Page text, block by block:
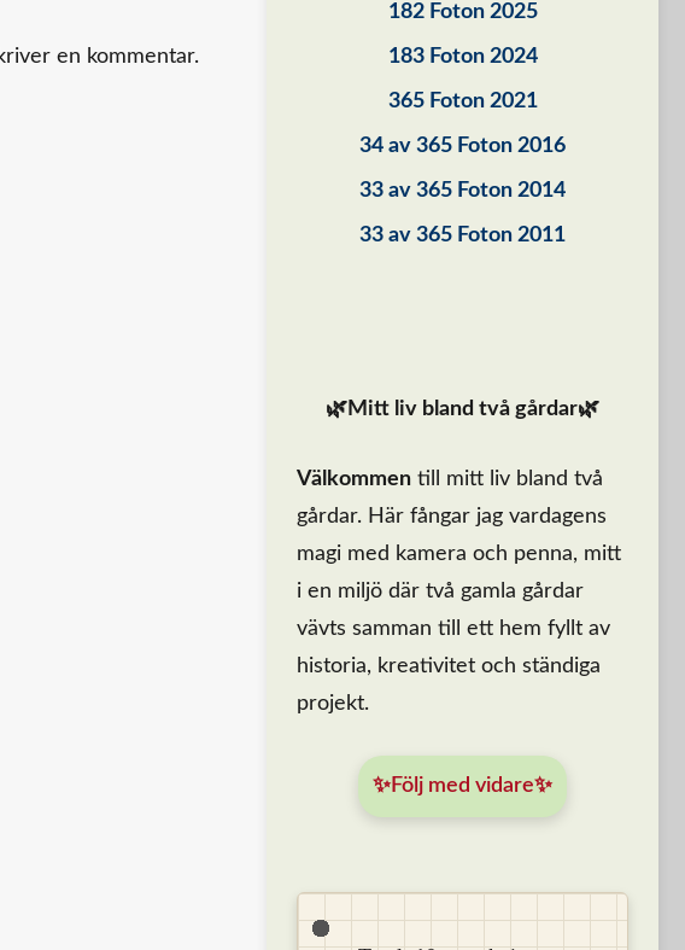
en kommentar.
182 Foton 2025
183 Foton 2024
365 Foton 2021
34 av 365 Foton 2016
33 av 365 Foton 2014
33 av 365 Foton 2011
🌿Mitt liv bland två gårdar🌿
Välkommen till mitt liv bland två
gårdar. Här fångar jag vardagens
magi med kamera och penna, mitt
i en miljö där två gamla gårdar
vävts samman till ett hem fyllt av
historia, kreativitet och ständiga
projekt.
✨Följ med vidare✨